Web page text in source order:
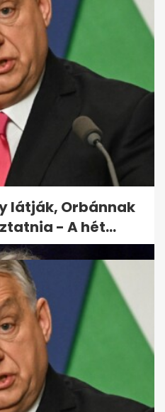
Rozi -
volt
látják, Orbánnak
- A hét...